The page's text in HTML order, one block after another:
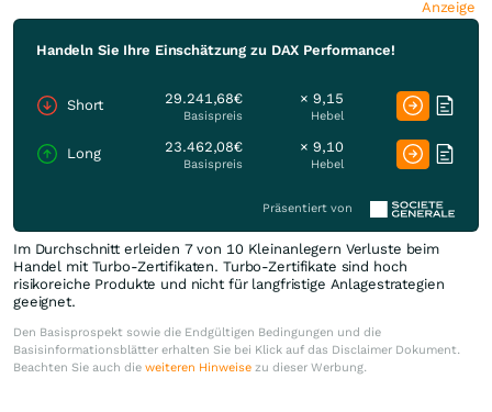
Anzeige
Handeln Sie Ihre Einschätzung zu DAX Performance!
Short 29.241,68€
Basispreis
× 9,15
Hebel
Long 23.462,08€
Basispreis
× 9,10
Hebel
Präsentiert von
Im Durchschnitt erleiden 7 von 10 Kleinanlegern Verluste beim
Handel mit Turbo-Zertifikaten. Turbo-Zertifikate sind hoch
risikoreiche Produkte und nicht für langfristige Anlagestrategien
geeignet.
Den Basisprospekt sowie die Endgültigen Bedingungen und die
Basisinformationsblätter erhalten Sie bei Klick auf das Disclaimer Dokument.
Beachten Sie auch die weiteren Hinweise zu dieser Werbung.